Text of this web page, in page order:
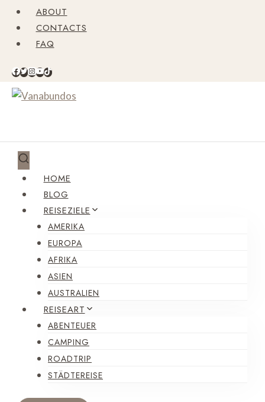
Zum
Inhalt
springen
ABOUT
CONTACTS
FAQ
HOME
BLOG
REISEZIELE
AMERIKA
EUROPA
AFRIKA
ASIEN
AUSTRALIEN
REISEART
ABENTEUER
CAMPING
ROADTRIP
STÄDTEREISE